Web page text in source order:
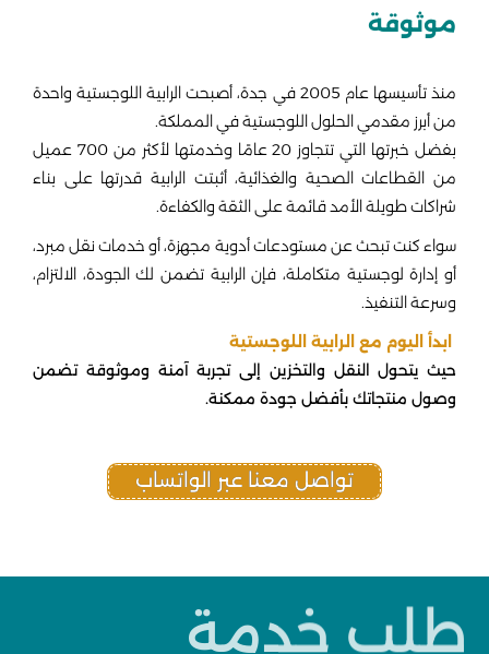
موثوقة
منذ تأسيسها عام 2005 في جدة، أصبحت الرابية اللوجستية واحدة
من أبرز مقدمي الحلول اللوجستية في المملكة.
بفضل خبرتها التي تتجاوز 20 عامًا وخدمتها لأكثر من 700 عميل
من القطاعات الصحية والغذائية، أثبتت الرابية قدرتها على بناء
شراكات طويلة الأمد قائمة على الثقة والكفاءة.
سواء كنت تبحث عن مستودعات أدوية مجهزة، أو خدمات نقل مبرد،
أو إدارة لوجستية متكاملة، فإن الرابية تضمن لك الجودة، الالتزام،
وسرعة التنفيذ.
ابدأ اليوم مع الرابية اللوجستية
حيث يتحول النقل والتخزين إلى تجربة آمنة وموثوقة تضمن
وصول منتجاتك بأفضل جودة ممكنة.
تواصل معنا عبر الواتساب
طلب خدمة